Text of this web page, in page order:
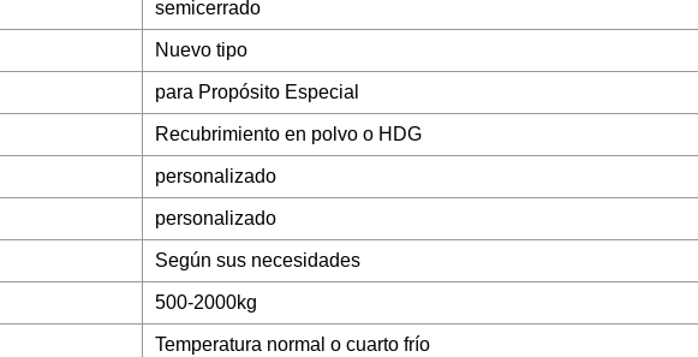
semicerrado
Nuevo tipo
para Propósito Especial
Recubrimiento en polvo o HDG
personalizado
personalizado
Según sus necesidades
500-2000kg
Temperatura normal o cuarto frío